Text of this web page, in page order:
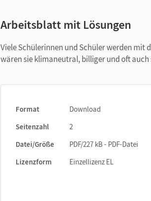
Arbeitsblatt mit Lösungen
Viele Schülerinnen und Schüler werden mit
wären sie klimaneutral, billiger und oft auch
Format
Download
Seitenzahl
2
Datei/Größe
PDF/227 kB - PDF-Datei
Lizenzform
Einzellizenz EL